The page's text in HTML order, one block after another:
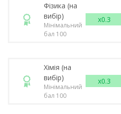
Фізика (на
вибір)
Мінімальний
бал 100
x0.3
Хімія (на
вибір)
Мінімальний
бал 100
x0.3